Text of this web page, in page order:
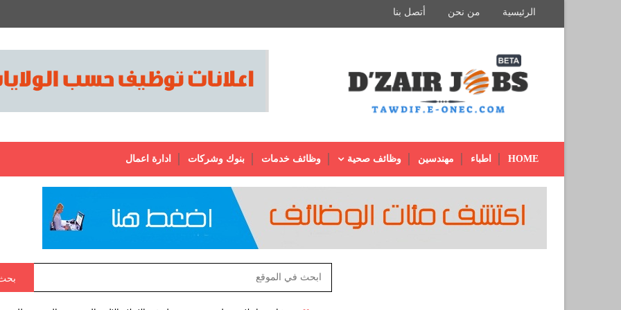
الرئيسية من نحن أتصل بنا
HOME اطباء مهندسين وظائف صحية وظائف خدمات بنوك وشركات ادارة اعمال